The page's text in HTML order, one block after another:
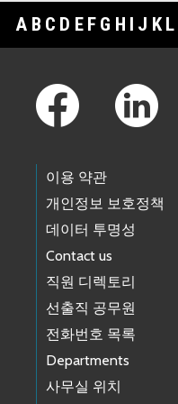
A B C D E F G H I J K L
이용 약관
개인정보 보호정책
데이터 투명성
Contact us
직원 디렉토리
선출직 공무원
전화번호 목록
Departments
사무실 위치